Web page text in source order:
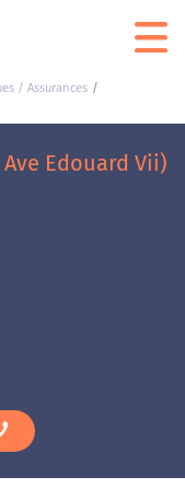
/ Assurances
Edouard Vii)